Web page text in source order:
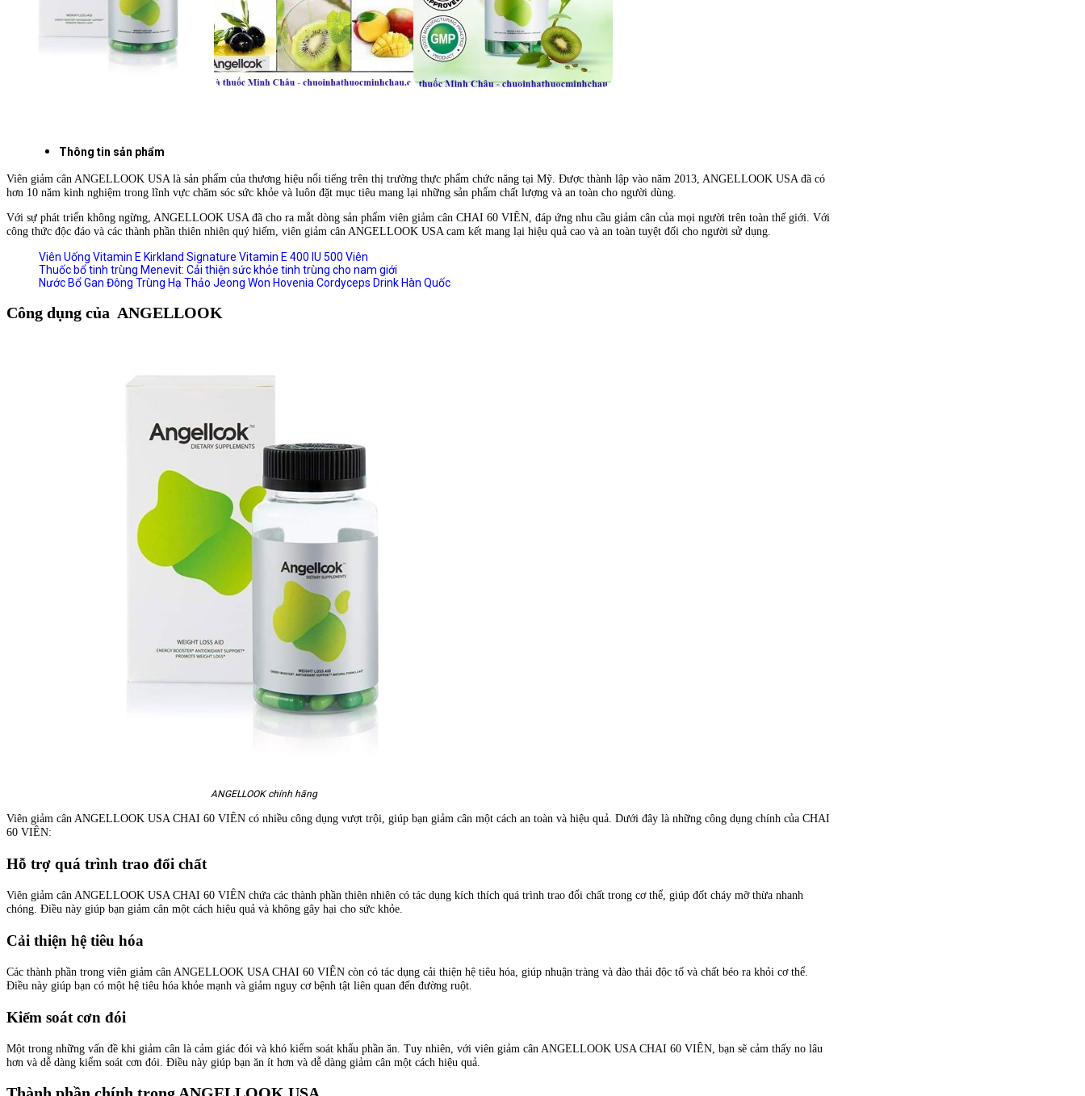
Thông tin sản phẩm
Viên giảm cân ANGELLOOK USA là sản phẩm của thương hiệu nổi tiếng trên thị trường thực phẩm chức năng tại Mỹ. Được thành lập vào năm 2013, ANGELLOOK USA đã có
hơn 10 năm kinh nghiệm trong lĩnh vực chăm sóc sức khỏe và luôn đặt mục tiêu mang lại những sản phẩm chất lượng và an toàn cho người dùng.
Với sự phát triển không ngừng, ANGELLOOK USA đã cho ra mắt dòng sản phẩm viên giảm cân CHAI 60 VIÊN, đáp ứng nhu cầu giảm cân của mọi người trên toàn thế giới. Với
công thức độc đáo và các thành phần thiên nhiên quý hiếm, viên giảm cân ANGELLOOK USA cam kết mang lại hiệu quả cao và an toàn tuyệt đối cho người sử dụng.
Viên Uống Vitamin E Kirkland Signature Vitamin E 400 IU 500 Viên
Thuốc bổ tinh trùng Menevit: Cải thiện sức khỏe tinh trùng cho nam giới
Nước Bổ Gan Đông Trùng Hạ Thảo Jeong Won Hovenia Cordyceps Drink Hàn Quốc
Công dụng của ANGELLOOK
ANGELLOOK chính hãng
Viên giảm cân ANGELLOOK USA CHAI 60 VIÊN có nhiều công dụng vượt trội, giúp bạn giảm cân một cách an toàn và hiệu quả. Dưới đây là những công dụng chính của CHAI
60 VIÊN:
Hỗ trợ quá trình trao đổi chất
Viên giảm cân ANGELLOOK USA CHAI 60 VIÊN chứa các thành phần thiên nhiên có tác dụng kích thích quá trình trao đổi chất trong cơ thể, giúp đốt cháy mỡ thừa nhanh
chóng. Điều này giúp bạn giảm cân một cách hiệu quả và không gây hại cho sức khỏe.
Cải thiện hệ tiêu hóa
Các thành phần trong viên giảm cân ANGELLOOK USA CHAI 60 VIÊN còn có tác dụng cải thiện hệ tiêu hóa, giúp nhuận tràng và đào thải độc tố và chất béo ra khỏi cơ thể.
Điều này giúp bạn có một hệ tiêu hóa khỏe mạnh và giảm nguy cơ bệnh tật liên quan đến đường ruột.
Kiểm soát cơn đói
Một trong những vấn đề khi giảm cân là cảm giác đói và khó kiểm soát khẩu phần ăn. Tuy nhiên, với viên giảm cân ANGELLOOK USA CHAI 60 VIÊN, bạn sẽ cảm thấy no lâu
hơn và dễ dàng kiểm soát cơn đói. Điều này giúp bạn ăn ít hơn và dễ dàng giảm cân một cách hiệu quả.